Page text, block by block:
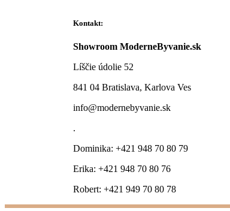
Kontakt:
Showroom ModerneByvanie.sk
Líščie údolie 52
841 04 Bratislava, Karlova Ves
info@modernebyvanie.sk
.
Dominika: +421 948 70 80 79
Erika: +421 948 70 80 76
Robert: +421 949 70 80 78